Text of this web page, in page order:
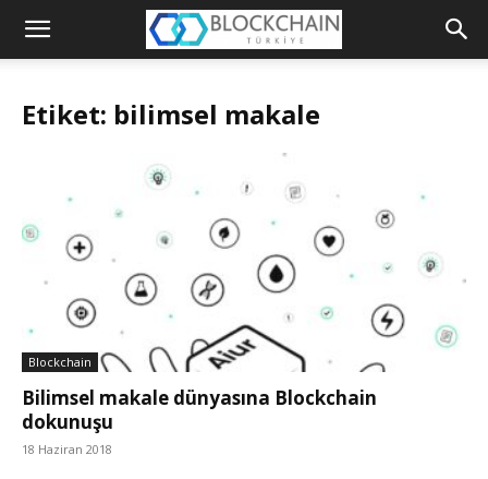
Blockchain
Etiket: bilimsel makale
Blockchain
Bilimsel makale dünyasına Blockchain
dokunuşu
18 Haziran 2018